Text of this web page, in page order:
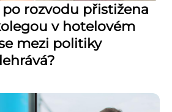
po rozvodu přistižena
v hotelovém
mezi politiky